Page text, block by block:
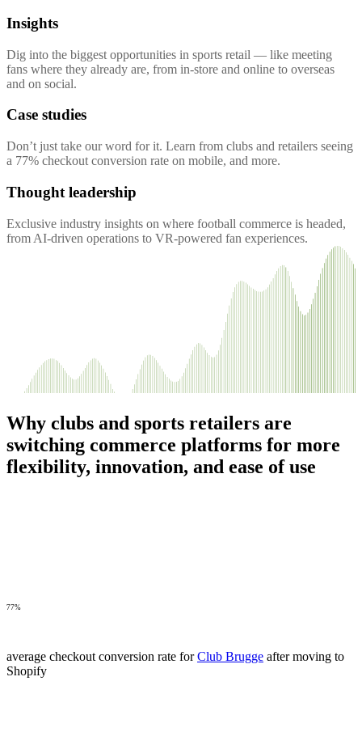
Insights
Dig into the biggest opportunities in sports retail — like meeting
fans where they already are, from in-store and online to overseas
and on social.
Case studies
Don’t just take our word for it. Learn from clubs and retailers seeing
a 77% checkout conversion rate on mobile, and more.
Thought leadership
Exclusive industry insights on where football commerce is headed,
from AI-driven operations to VR-powered fan experiences.
Why clubs and sports retailers are
switching commerce platforms for more
flexibility, innovation, and ease of use
77%
average checkout conversion rate forClub Brugge after moving to
Shopify